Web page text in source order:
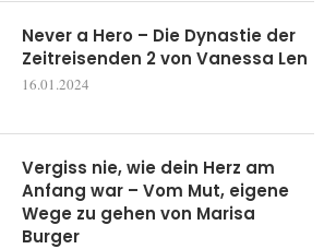
Never a Hero – Die Dynastie der
Zeitreisenden 2 von Vanessa Len
16.01.2024
Vergiss nie, wie dein Herz am
Anfang war – Vom Mut, eigene
Wege zu gehen von Marisa
Burger